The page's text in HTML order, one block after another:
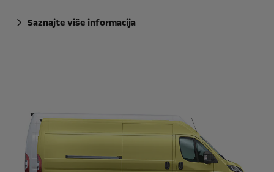
Saznajte više informacija